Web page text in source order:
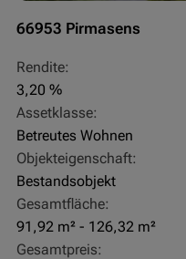
66953 Pirmasens
Rendite:
3,20 %
Assetklasse:
Betreutes Wohnen
Objekteigenschaft:
Bestandsobjekt
Gesamtfläche:
91,92 m² - 126,32 m²
Gesamtpreis: